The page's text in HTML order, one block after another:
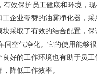
效保护员工健康和环境，
企业夸赞的油雾净化器，
采取了有效的结合配置，保
间空气净化。它的使用能够
好的工作环境也有助于员
降低工作效率。